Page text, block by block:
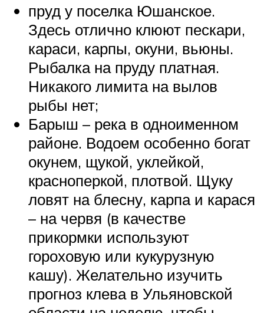
пруд у поселка Юшанское.
Здесь отлично клюют пескари,
караси, карпы, окуни, вьюны.
Рыбалка на пруду платная.
Никакого лимита на вылов
рыбы нет;
Барыш – река в одноименном
районе. Водоем особенно богат
окунем, щукой, уклейкой,
красноперкой, плотвой. Щуку
ловят на блесну, карпа и карася
– на червя (в качестве
прикормки используют
гороховую или кукурузную
кашу). Желательно изучить
прогноз клева в Ульяновской